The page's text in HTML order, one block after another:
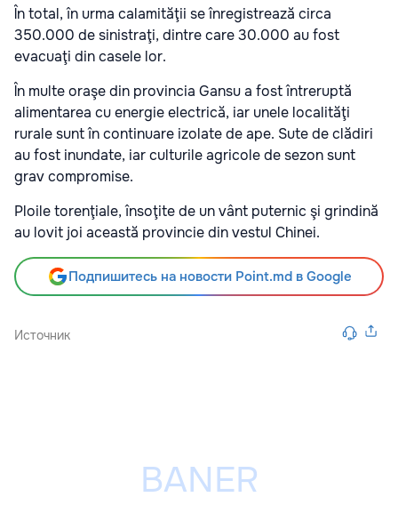
În total, în urma calamităţii se înregistrează circa
350.000 de sinistraţi, dintre care 30.000 au fost
evacuaţi din casele lor.
În multe oraşe din provincia Gansu a fost întreruptă
alimentarea cu energie electrică, iar unele localităţi
rurale sunt în continuare izolate de ape. Sute de clădiri
au fost inundate, iar culturile agricole de sezon sunt
grav compromise.
Ploile torenţiale, însoţite de un vânt puternic şi grindină
au lovit joi această provincie din vestul Chinei.
Подпишитесь на новости Point.md в Google
Источник